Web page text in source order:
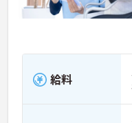
給料